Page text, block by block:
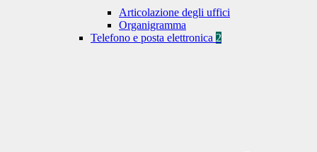
Articolazione degli uffici
Organigramma
Telefono e posta elettronica 2